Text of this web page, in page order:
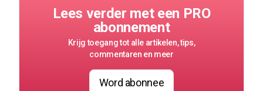
Lees verder met een PRO
abonnement
Krijg toegang tot alle artikelen, tips,
commentaren en meer
Word abonnee